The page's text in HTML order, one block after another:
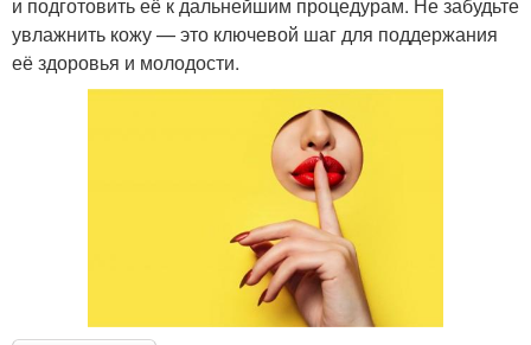
и подготовить её к дальнейшим процедурам. Не забудьте
увлажнить кожу — это ключевой шаг для поддержания
её здоровья и молодости.